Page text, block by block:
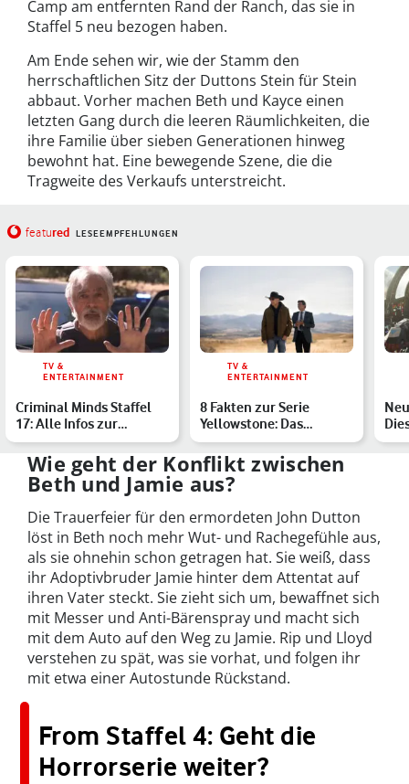
Camp am entfernten Rand der Ranch, das sie in
Staffel 5 neu bezogen haben.
Am Ende sehen wir, wie der Stamm den
herrschaftlichen Sitz der Duttons Stein für Stein
abbaut. Vorher machen Beth und Kayce einen
letzten Gang durch die leeren Räumlichkeiten, die
ihre Familie über sieben Generationen hinweg
bewohnt hat. Eine bewegende Szene, die die
Tragweite des Verkaufs unterstreicht.
featured LESEEMPFEHLUNGEN
TV &
ENTERTAINMENT
Criminal Minds Staffel
17: Alle Infos zur
Fortsetzung von
Evoluti…
TV &
ENTERTAINMENT
8 Fakten zur Serie
Yellowstone: Das
wusstest Du noch nicht
über d…
Wie geht der Konflikt zwischen
Beth und Jamie aus?
Die Trauerfeier für den ermordeten John Dutton
löst in Beth noch mehr Wut- und Rachegefühle aus,
als sie ohnehin schon getragen hat. Sie weiß, dass
ihr Adoptivbruder Jamie hinter dem Attentat auf
ihren Vater steckt. Sie zieht sich um, bewaffnet sich
mit Messer und Anti-Bärenspray und macht sich
mit dem Auto auf den Weg zu Jamie. Rip und Lloyd
verstehen zu spät, was sie vorhat, und folgen ihr
mit etwa einer Autostunde Rückstand.
From Staffel 4: Geht die
Horrorserie weiter?